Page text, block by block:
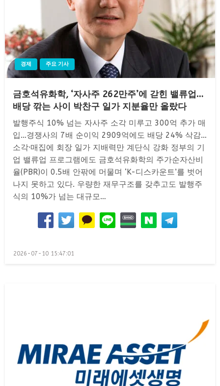
경제 주요 기사
금호석유화학, ‘자사주 262만주’에 갇힌 밸류업…
배당 깎는 사이 박찬구 일가 지분율만 올랐다
발행주식 10% 넘는 자사주 소각 미루고 300억 추가 매
입…경쟁사의 7배 순이익 2909억에도 배당 24% 삭감…
소각·매집에 회장 일가 지배력만 계단식 강화 정부의 기
업 밸류업 프로그램에도 금호석유화학의 주가순자산비
율(PBR)이 0.5배 안팎에 머물며 ‘K-디스카운트’를 벗어
나지 못하고 있다. 우량한 재무구조를 갖추고도 발행주
식의 10%가 넘는 대규모…
Posted
2026-07-10 15:47:01